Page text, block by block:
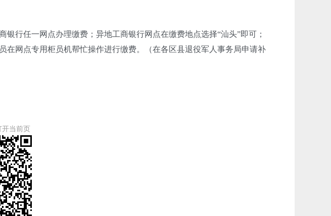
任一网点办理缴费；异地工商银行网点在缴费地点选择“汕头”即可；
网点专用柜员机帮忙操作进行缴费。（在各区县退役军人事务局申请补
当前页